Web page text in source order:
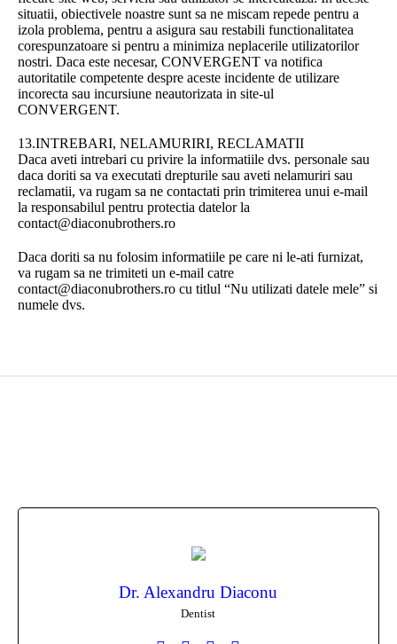
situatii, obiectivele noastre sunt sa ne miscam repede pentru a
izola problema, pentru a asigura sau restabili functionalitatea
corespunzatoare si pentru a minimiza neplacerile utilizatorilor
nostri. Daca este necesar, CONVERGENT va notifica
autoritatile competente despre aceste incidente de utilizare
incorecta sau incursiune neautorizata in site-ul
CONVERGENT.
13.INTREBARI, NELAMURIRI, RECLAMATII
Daca aveti intrebari cu privire la informatiile dvs. personale sau
daca doriti sa va executati drepturile sau aveti nelamuriri sau
reclamatii, va rugam sa ne contactati prin trimiterea unui e-mail
la responsabilul pentru protectia datelor la
contact@diaconubrothers.ro
Daca doriti sa nu folosim informatiile pe care ni le-ati furnizat,
va rugam sa ne trimiteti un e-mail catre
contact@diaconubrothers.ro cu titlul “Nu utilizati datele mele” si
numele dvs.
Dr. Alexandru Diaconu
Dentist